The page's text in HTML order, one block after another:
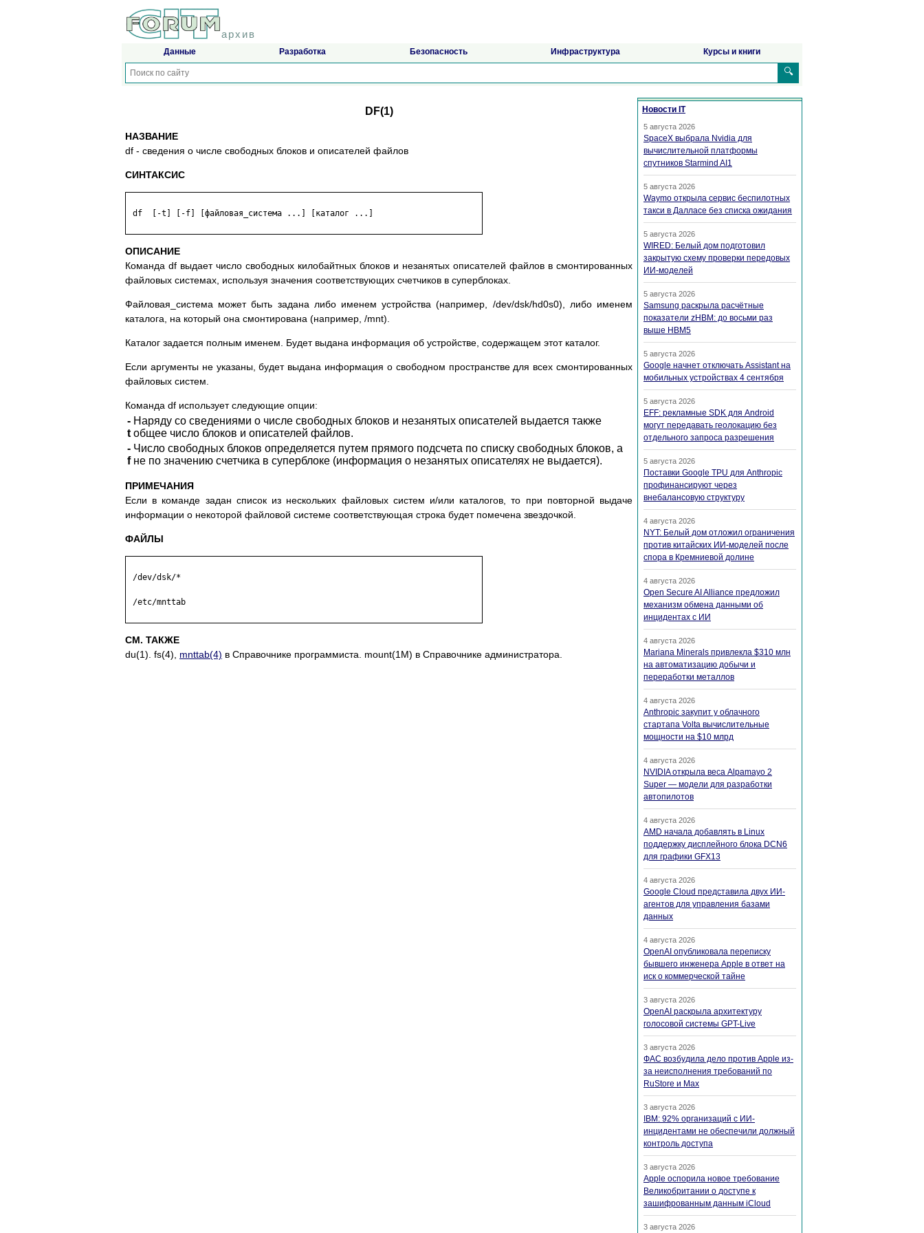
архив
Данные Разработка Безопасность Инфраструктура Курсы и книги
🔍
DF(1)
НАЗВАНИЕ
df - сведения о числе свободных блоков и описателей файлов
СИНТАКСИС
df  [-t] [-f] [файловая_система ...] [каталог ...]
ОПИСАНИЕ
Команда df выдает число свободных килобайтных блоков и незанятых описателей файлов в смонтированных
файловых системах, используя значения соответствующих счетчиков в суперблоках.
Файловая_система может быть задана либо именем устройства (например, /dev/dsk/hd0s0), либо именем
каталога, на который она смонтирована (например, /mnt).
Каталог задается полным именем. Будет выдана информация об устройстве, содержащем этот каталог.
Если аргументы не указаны, будет выдана информация о свободном пространстве для всех смонтированных
файловых систем.
Команда df использует следующие опции:
-
t
Наряду со сведениями о числе свободных блоков и незанятых описателей выдается также
общее число блоков и описателей файлов.
-
f
Число свободных блоков определяется путем прямого подсчета по списку свободных блоков, а
не по значению счетчика в суперблоке (информация о незанятых описателях не выдается).
ПРИМЕЧАНИЯ
Если в команде задан список из нескольких файловых систем и/или каталогов, то при повторной выдаче
информации о некоторой файловой системе соответствующая строка будет помечена звездочкой.
ФАЙЛЫ
/dev/dsk/*
/etc/mnttab
СМ. ТАКЖЕ
du(1). fs(4), mnttab(4) в Справочнике программиста. mount(1M) в Справочнике администратора.
Новости IT
5 августа 2026
SpaceX выбрала Nvidia для
вычислительной платформы
спутников Starmind AI1
5 августа 2026
Waymo открыла сервис беспилотных
такси в Далласе без списка ожидания
5 августа 2026
WIRED: Белый дом подготовил
закрытую схему проверки передовых
ИИ-моделей
5 августа 2026
Samsung раскрыла расчётные
показатели zHBM: до восьми раз
выше HBM5
5 августа 2026
Google начнет отключать Assistant на
мобильных устройствах 4 сентября
5 августа 2026
EFF: рекламные SDK для Android
могут передавать геолокацию без
отдельного запроса разрешения
5 августа 2026
Поставки Google TPU для Anthropic
профинансируют через
внебалансовую структуру
4 августа 2026
NYT: Белый дом отложил ограничения
против китайских ИИ-моделей после
спора в Кремниевой долине
4 августа 2026
Open Secure AI Alliance предложил
механизм обмена данными об
инцидентах с ИИ
4 августа 2026
Mariana Minerals привлекла $310 млн
на автоматизацию добычи и
переработки металлов
4 августа 2026
Anthropic закупит у облачного
стартапа Volta вычислительные
мощности на $10 млрд
4 августа 2026
NVIDIA открыла веса Alpamayo 2
Super — модели для разработки
автопилотов
4 августа 2026
AMD начала добавлять в Linux
поддержку дисплейного блока DCN6
для графики GFX13
4 августа 2026
Google Cloud представила двух ИИ-
агентов для управления базами
данных
4 августа 2026
OpenAI опубликовала переписку
бывшего инженера Apple в ответ на
иск о коммерческой тайне
3 августа 2026
OpenAI раскрыла архитектуру
голосовой системы GPT-Live
3 августа 2026
ФАС возбудила дело против Apple из-
за неисполнения требований по
RuStore и Max
3 августа 2026
IBM: 92% организаций с ИИ-
инцидентами не обеспечили должный
контроль доступа
3 августа 2026
Apple оспорила новое требование
Великобритании о доступе к
зашифрованным данным iCloud
3 августа 2026